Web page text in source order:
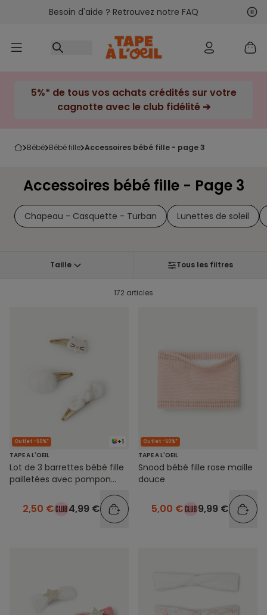
Accéder au contenu
Besoin d'aide ? Retrouvez notre FAQ
5%* de tous vos achats crédités sur votre
cagnotte avec le club fidélité ➔
bébé bébé fille accessoires bébé fille - page 3
Accessoires bébé fille - Page 3
Chapeau - Casquette - Turban Lunettes de soleil
Taille Tous les filtres
172 articles
+1
Outlet -50%*
TAPE A L'OEIL
Lot de 3 barrettes bébé fille
pailletées avec pompon
2,50 € 4,99 €
Outlet -50%*
TAPE A L'OEIL
Snood bébé fille rose maille
douce
5,00 € 9,99 €